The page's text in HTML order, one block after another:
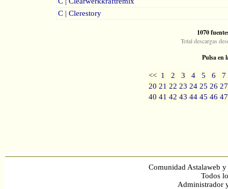
C | Clerestory
1070
Total descargas
Pulsa en
<< 1 2 3 4 5 6
7
20 21 22 23 24 25 26 27
40 41 42 43 44 45 46 47
Comunidad Astalaweb
Todos
Administrador